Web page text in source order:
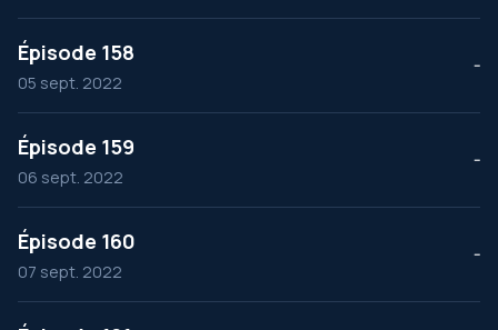
Épisode 158
05 sept. 2022
--
Épisode 159
06 sept. 2022
--
Épisode 160
07 sept. 2022
--